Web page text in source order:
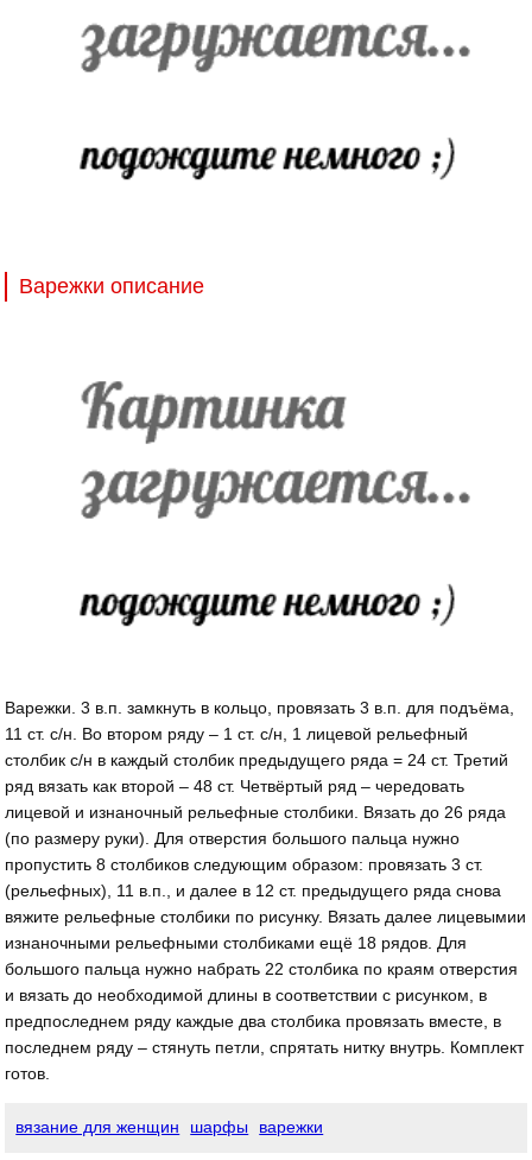
Варежки описание
Варежки. 3 в.п. замкнуть в кольцо, провязать 3 в.п. для подъёма,
11 ст. с/н. Во втором ряду – 1 ст. с/н, 1 лицевой рельефный
столбик с/н в каждый столбик предыдущего ряда = 24 ст. Третий
ряд вязать как второй – 48 ст. Четвёртый ряд – чередовать
лицевой и изнаночный рельефные столбики. Вязать до 26 ряда
(по размеру руки). Для отверстия большого пальца нужно
пропустить 8 столбиков следующим образом: провязать 3 ст.
(рельефных), 11 в.п., и далее в 12 ст. предыдущего ряда снова
вяжите рельефные столбики по рисунку. Вязать далее лицевымии
изнаночными рельефными столбиками ещё 18 рядов. Для
большого пальца нужно набрать 22 столбика по краям отверстия
и вязать до необходимой длины в соответствии с рисунком, в
предпоследнем ряду каждые два столбика провязать вместе, в
последнем ряду – стянуть петли, спрятать нитку внутрь. Комплект
готов.
вязание для женщин шарфы варежки